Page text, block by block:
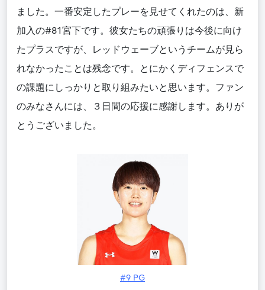
ました。一番安定したプレーを見せてくれたのは、新
加入の#81宮下です。彼女たちの頑張りは今後に向け
たプラスですが、レッドウェーブというチームが見ら
れなかったことは残念です。とにかくディフェンスで
の課題にしっかりと取り組みたいと思います。ファン
のみなさんには、３日間の応援に感謝します。ありが
とうございました。
#9 PG